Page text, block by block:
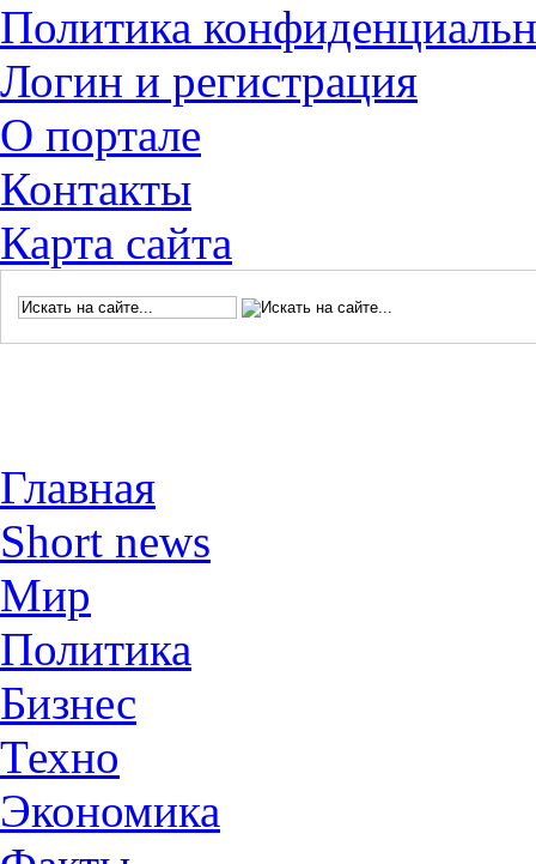
Политика
Логин и регистрация
О портале
Контакты
Карта сайта
Главная
Short news
Мир
Политика
Бизнес
Техно
Экономика